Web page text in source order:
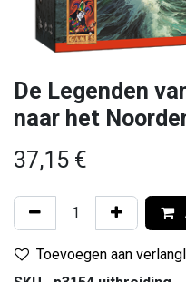
De Legenden
naar het
37,15 €
Toevoegen aan